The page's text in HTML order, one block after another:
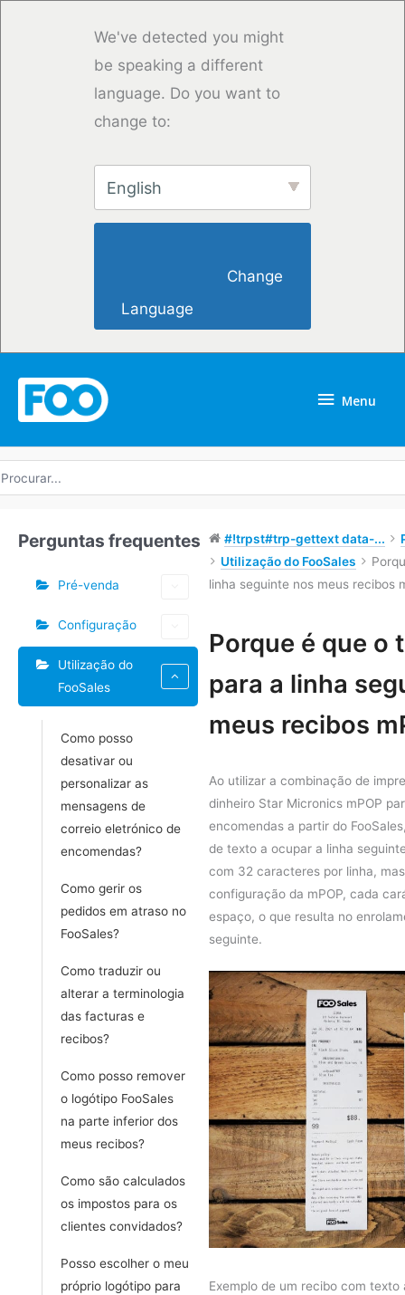
We've detected you might
be speaking a different
language. Do you want to
change to:
English
Language
Menu
Perguntas frequentes
Pré-venda
Configuração
Utilização do
FooSales
Como posso
desativar ou
personalizar as
mensagens de
correio eletrónico de
encomendas?
Como gerir os
pedidos em atraso no
FooSales?
Como traduzir ou
alterar a terminologia
das facturas e
recibos?
Como posso remover
o logótipo FooSales
na parte inferior dos
meus recibos?
Como são calculados
os impostos para os
clientes convidados?
Posso escolher o meu
próprio logótipo para
#!trpst#trp-gettext data-...
Utilização do FooSales
linha seguinte nos meus recibos
Porque é que o
para a linha
meus recibos
Ao utilizar a combinação de
dinheiro Star Micronics mPOP
encomendas a partir do
de texto a ocupar a linha
com 32 caracteres por linha,
configuração da mPOP, cada
espaço, o que resulta no
seguinte.
Exemplo de um recibo com
Etiquetas
do